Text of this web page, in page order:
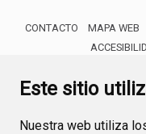
Este sitio
Nuestra web utiliza
CONTACTO MAPA WEB